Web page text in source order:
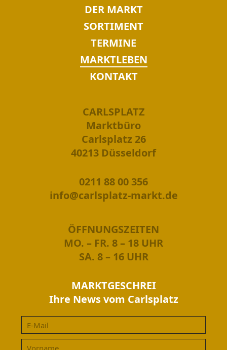
NAVIGATION
ÜBERSPRINGEN
DER MARKT
SORTIMENT
TERMINE
MARKTLEBEN
KONTAKT
CARLSPLATZ
Marktbüro
Carlsplatz 26
40213 Düsseldorf
0211 88 00 356
info@carlsplatz-markt.de
ÖFFNUNGSZEITEN
MO. – FR. 8 – 18 UHR
SA. 8 – 16 UHR
MARKTGESCHREI
Ihre News vom Carlsplatz